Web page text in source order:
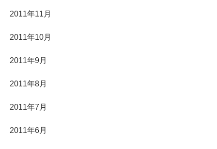
2011年11月
2011年10月
2011年9月
2011年8月
2011年7月
2011年6月